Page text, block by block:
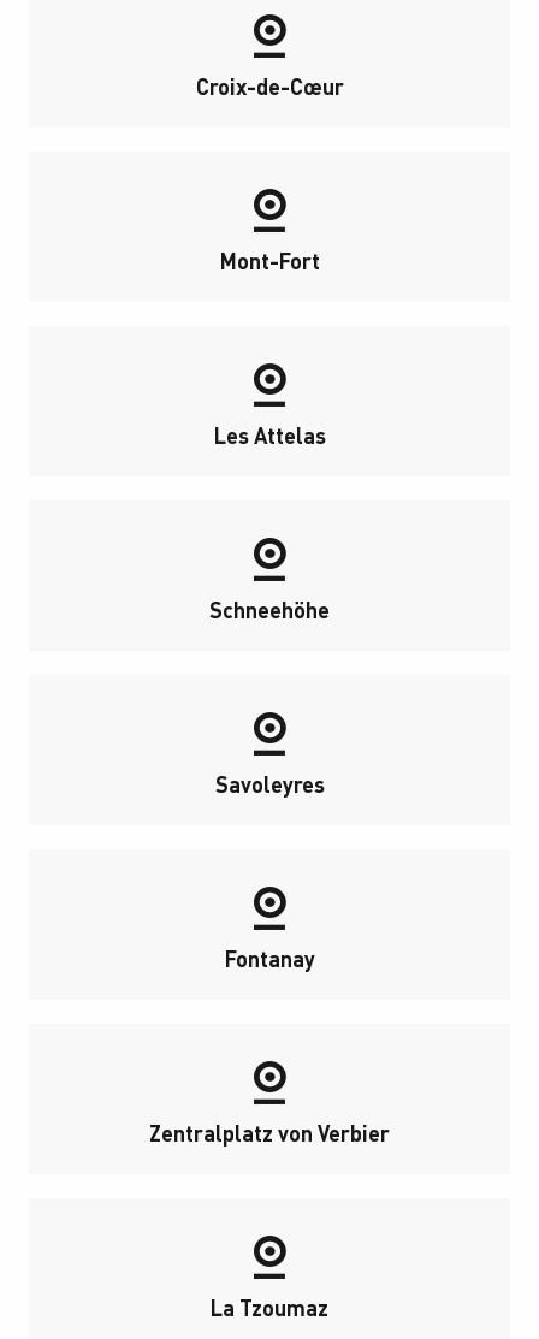
Croix-de-Cœur
Mont-Fort
Les Attelas
Schneehöhe
Savoleyres
Fontanay
Zentralplatz von Verbier
La Tzoumaz